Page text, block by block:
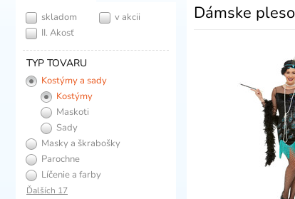
Dámske
skladom
v akcii
II. Akosť
TYP TOVARU
Kostýmy a sady
Kostýmy
Maskoti
Sady
Masky a škrabošky
Parochne
Líčenie a farby
Ďalších 17